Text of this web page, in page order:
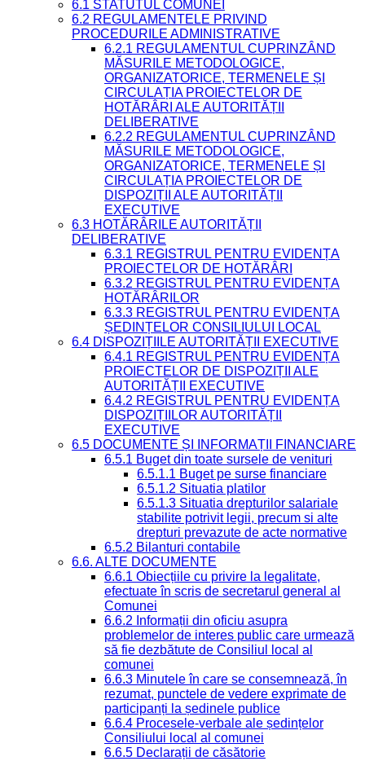
6.1 STATUTUL COMUNEI
6.2 REGULAMENTELE PRIVIND
PROCEDURILE ADMINISTRATIVE
6.2.1 REGULAMENTUL CUPRINZÂND
MĂSURILE METODOLOGICE,
ORGANIZATORICE, TERMENELE ȘI
CIRCULAȚIA PROIECTELOR DE
HOTĂRÂRI ALE AUTORITĂȚII
DELIBERATIVE
6.2.2 REGULAMENTUL CUPRINZÂND
MĂSURILE METODOLOGICE,
ORGANIZATORICE, TERMENELE ȘI
CIRCULAȚIA PROIECTELOR DE
DISPOZIȚII ALE AUTORITĂȚII
EXECUTIVE
6.3 HOTĂRÂRILE AUTORITĂȚII
DELIBERATIVE
6.3.1 REGISTRUL PENTRU EVIDENȚA
PROIECTELOR DE HOTĂRÂRI
6.3.2 REGISTRUL PENTRU EVIDENȚA
HOTĂRÂRILOR
6.3.3 REGISTRUL PENTRU EVIDENȚA
ȘEDINȚELOR CONSILIULUI LOCAL
6.4 DISPOZIȚIILE AUTORITĂȚII EXECUTIVE
6.4.1 REGISTRUL PENTRU EVIDENȚA
PROIECTELOR DE DISPOZIȚII ALE
AUTORITĂȚII EXECUTIVE
6.4.2 REGISTRUL PENTRU EVIDENȚA
DISPOZIȚIILOR AUTORITĂȚII
EXECUTIVE
6.5 DOCUMENTE ȘI INFORMAȚII FINANCIARE
6.5.1 Buget din toate sursele de venituri
6.5.1.1 Buget pe surse financiare
6.5.1.2 Situatia platilor
6.5.1.3 Situatia drepturilor salariale
stabilite potrivit legii, precum si alte
drepturi prevazute de acte normative
6.5.2 Bilanturi contabile
6.6. ALTE DOCUMENTE
6.6.1 Obiecțiile cu privire la legalitate,
efectuate în scris de secretarul general al
Comunei
6.6.2 Informații din oficiu asupra
problemelor de interes public care urmează
să fie dezbătute de Consiliul local al
comunei
6.6.3 Minutele în care se consemnează, în
rezumat, punctele de vedere exprimate de
participanți la ședinele publice
6.6.4 Procesele-verbale ale ședințelor
Consiliului local al comunei
6.6.5 Declarații de căsătorie